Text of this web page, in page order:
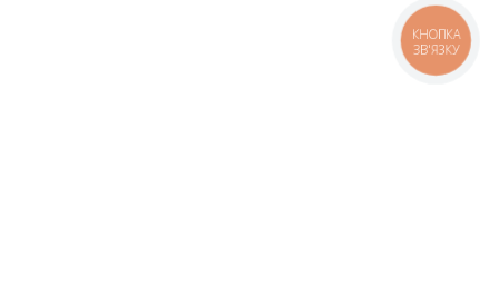
КНОПКА
ЗВ'ЯЗКУ